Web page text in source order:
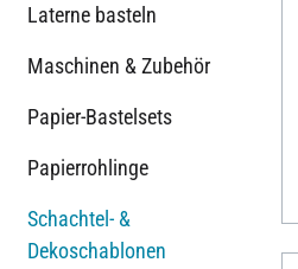
Laterne basteln
Maschinen & Zubehör
Papier-Bastelsets
Papierrohlinge
Schachtel- &
Dekoschablonen